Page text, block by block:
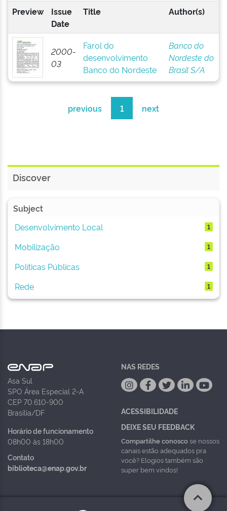
Preview
Issue
Date
Title Author(s)
2000-
03
Farol do
desenvolvimento
Banco do Nordeste
Banco do
Nordeste do
Brasil S/A
previous 1 next
Discover
Subject
Desenvolvimento Local
1
Mobilização 1
Políticas Públicas 1
Rede 1
Asa Sul
SPO Área Especial 2-A
CEP 70.610-900
Brasília/DF
Horário de funcionamento
08h00 às 18h00
Contato
biblioteca@enap.gov.br
NAS REDES
ACESSIBILIDADE
DEIXE SEU FEEDBACK
Compartilhe conoscose nossos
canais estão adequados pra
você? Elogios também são
super bem vindos!